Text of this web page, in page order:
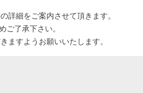
詳細をご案内させて頂きます。
ご了承下さい。
ますようお願いいたします。